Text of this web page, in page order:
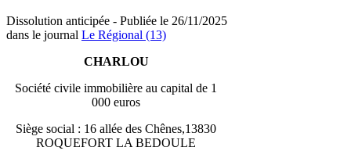
Dissolution anticipée - Publiée le 26/11/2025
dans le journal Le Régional (13)
CHARLOU
Société civile immobilière au capital de 1
000 euros
Siège social : 16 allée des Chênes,13830
ROQUEFORT LA BEDOULE